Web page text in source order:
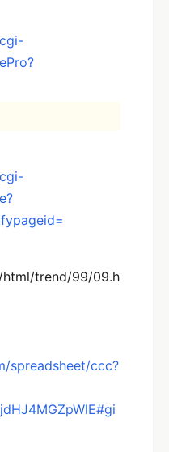
trend/99/09.h
spreadsheet/ccc?